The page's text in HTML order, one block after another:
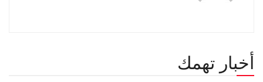
أخبار تهمك